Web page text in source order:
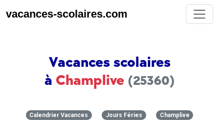
vacances-scolaires.com
Vacances scolaires
à Champlive (25360)
Calendrier Vacances Jours Féries Champlive